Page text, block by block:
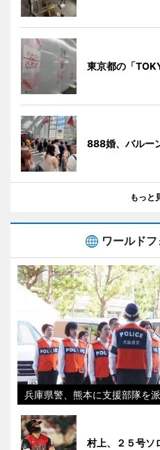
東京都の「
888婚、バルー
もっと
ワールド
兵庫県警、熊本に支援部隊を
村上、２５号